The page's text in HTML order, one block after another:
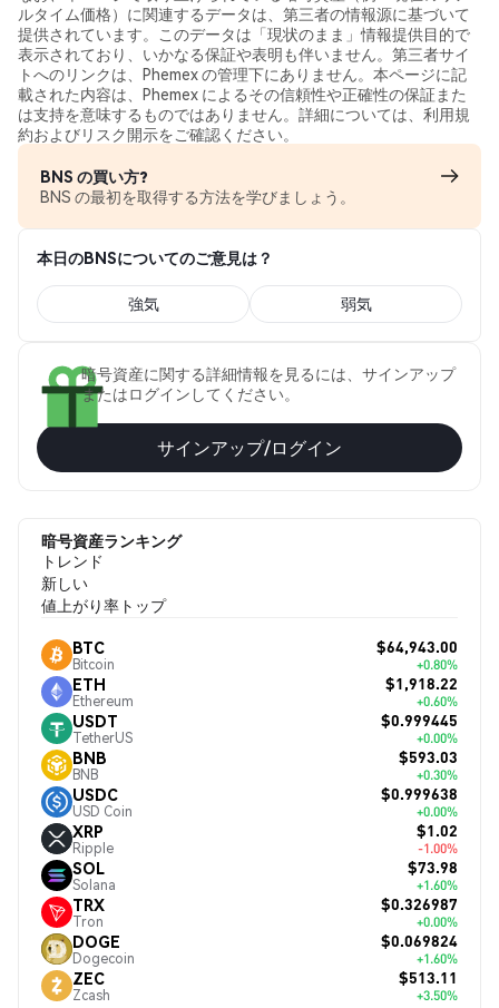
ルタイム価格）に関連するデータは、第三者の情報源に基づいて
提供されています。このデータは「現状のまま」情報提供目的で
表示されており、いかなる保証や表明も伴いません。第三者サイ
トへのリンクは、Phemex の管理下にありません。本ページに記
載された内容は、Phemex によるその信頼性や正確性の保証また
は支持を意味するものではありません。詳細については、利用規
約およびリスク開示をご確認ください。
BNS の買い方?
BNS の最初を取得する方法を学びましょう。
本日のBNSについてのご意見は？
強気 弱気
暗号資産に関する詳細情報を見るには、サインアップ
またはログインしてください。
サインアップ/ログイン
暗号資産ランキング
トレンド
新しい
値上がり率トップ
BTC
Bitcoin
$64,943.00
+0.80%
ETH
Ethereum
$1,918.22
+0.60%
USDT
TetherUS
$0.999445
+0.00%
BNB
BNB
$593.03
+0.30%
USDC
USD Coin
$0.999638
+0.00%
XRP
Ripple
$1.02
-1.00%
SOL
Solana
$73.98
+1.60%
TRX
Tron
$0.326987
+0.00%
DOGE
Dogecoin
$0.069824
+1.60%
ZEC
Zcash
$513.11
+3.50%